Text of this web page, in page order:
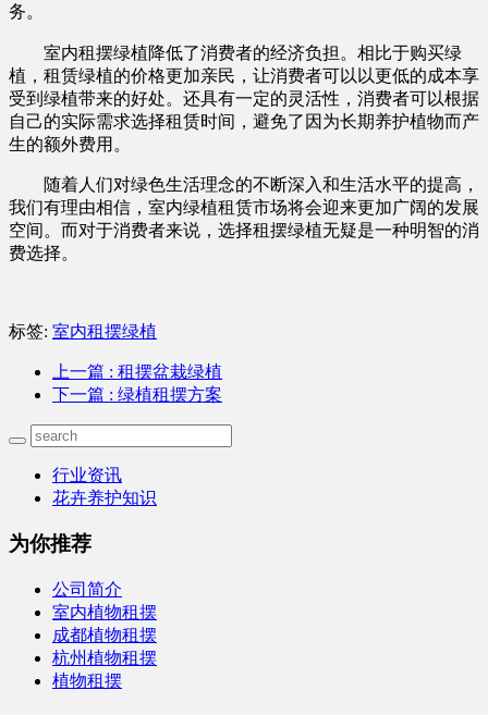
务。
室内租摆绿植降低了消费者的经济负担。相比于购买绿
植，租赁绿植的价格更加亲民，让消费者可以以更低的成本享
受到绿植带来的好处。还具有一定的灵活性，消费者可以根据
自己的实际需求选择租赁时间，避免了因为长期养护植物而产
生的额外费用。
随着人们对绿色生活理念的不断深入和生活水平的提高，
我们有理由相信，室内绿植租赁市场将会迎来更加广阔的发展
空间。而对于消费者来说，选择租摆绿植无疑是一种明智的消
费选择。
标签: 室内租摆绿植
上一篇 : 租摆盆栽绿植
下一篇 : 绿植租摆方案
行业资讯
花卉养护知识
为你推荐
公司简介
室内植物租摆
成都植物租摆
杭州植物租摆
植物租摆